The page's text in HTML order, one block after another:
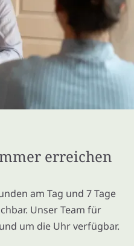
erreichen
am Tag und 7 Tage
Unser Team für
um die Uhr verfügbar.